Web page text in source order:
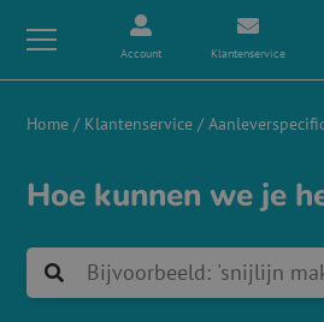
Account Klantenservice
Home / Klantenservice /
Hoe kunnen we je
Zoek
naar: